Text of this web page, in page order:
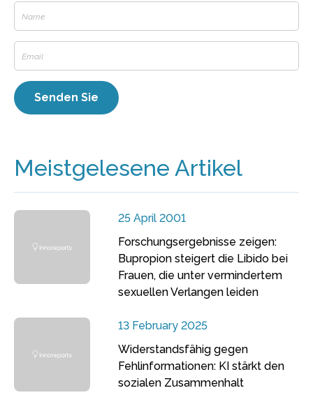
Meistgelesene Artikel
25 April 2001
Forschungsergebnisse zeigen:
Bupropion steigert die Libido bei
Frauen, die unter vermindertem
sexuellen Verlangen leiden
13 February 2025
Widerstandsfähig gegen
Fehlinformationen: KI stärkt den
sozialen Zusammenhalt